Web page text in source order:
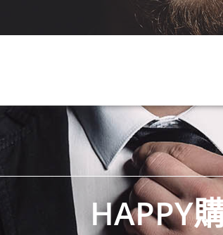
HAPPY